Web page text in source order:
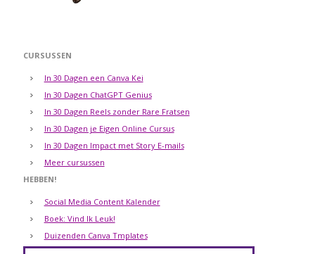
CURSUSSEN
In 30 Dagen een Canva Kei
In 30 Dagen ChatGPT Genius
In 30 Dagen Reels zonder Rare Fratsen
In 30 Dagen je Eigen Online Cursus
In 30 Dagen Impact met Story E-mails
Meer cursussen
HEBBEN!
Social Media Content Kalender
Boek: Vind Ik Leuk!
Duizenden Canva Tmplates